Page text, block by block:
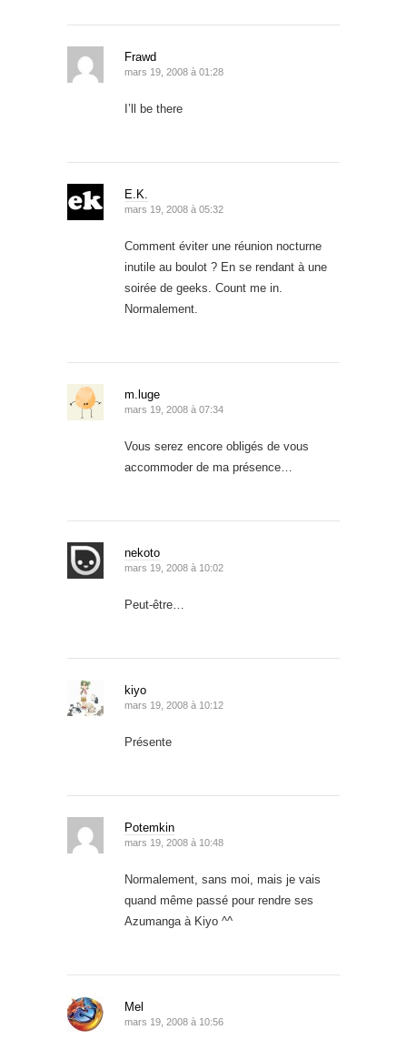
Frawd
mars 19, 2008 à 01:28
I’ll be there
E.K.
mars 19, 2008 à 05:32
Comment éviter une réunion nocturne
inutile au boulot ? En se rendant à une
soirée de geeks. Count me in.
Normalement.
m.luge
mars 19, 2008 à 07:34
Vous serez encore obligés de vous
accommoder de ma présence…
nekoto
mars 19, 2008 à 10:02
Peut-être…
kiyo
mars 19, 2008 à 10:12
Présente
Potemkin
mars 19, 2008 à 10:48
Normalement, sans moi, mais je vais
quand même passé pour rendre ses
Azumanga à Kiyo ^^
Mel
mars 19, 2008 à 10:56